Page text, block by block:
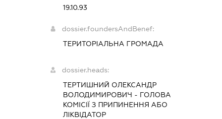
19.10.93
dossier.foundersAndBenef:
ТЕРИТОРІАЛЬНА ГРОМАДА
dossier.heads:
ТЕРТИШНИЙ ОЛЕКСАНДР
ВОЛОДИМИРОВИЧ - ГОЛОВА
КОМІСІЇ З ПРИПИНЕННЯ АБО
ЛІКВІДАТОР